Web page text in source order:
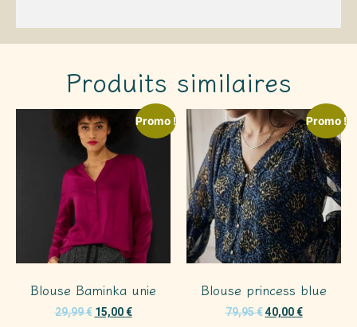
Produits similaires
Promo !
Blouse Baminka unie
29,99€ 15,00€
Promo !
Blouse princess blue
79,95€ 40,00€